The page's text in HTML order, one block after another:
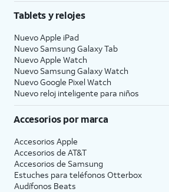
Tablets y relojes
Nuevo Apple iPad
Nuevo Samsung Galaxy Tab
Nuevo Apple Watch
Nuevo Samsung Galaxy Watch
Nuevo Google Pixel Watch
Nuevo reloj inteligente para niños
Accesorios por marca
Accesorios Apple
Accesorios de AT&T
Accesorios de Samsung
Estuches para teléfonos Otterbox
Audífonos Beats